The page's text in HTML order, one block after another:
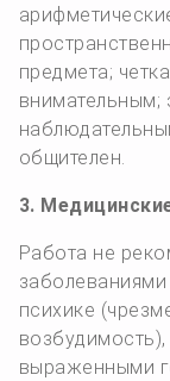
предмета;
внимательным;
общителен.
3.
Работа не
психике
выраженными